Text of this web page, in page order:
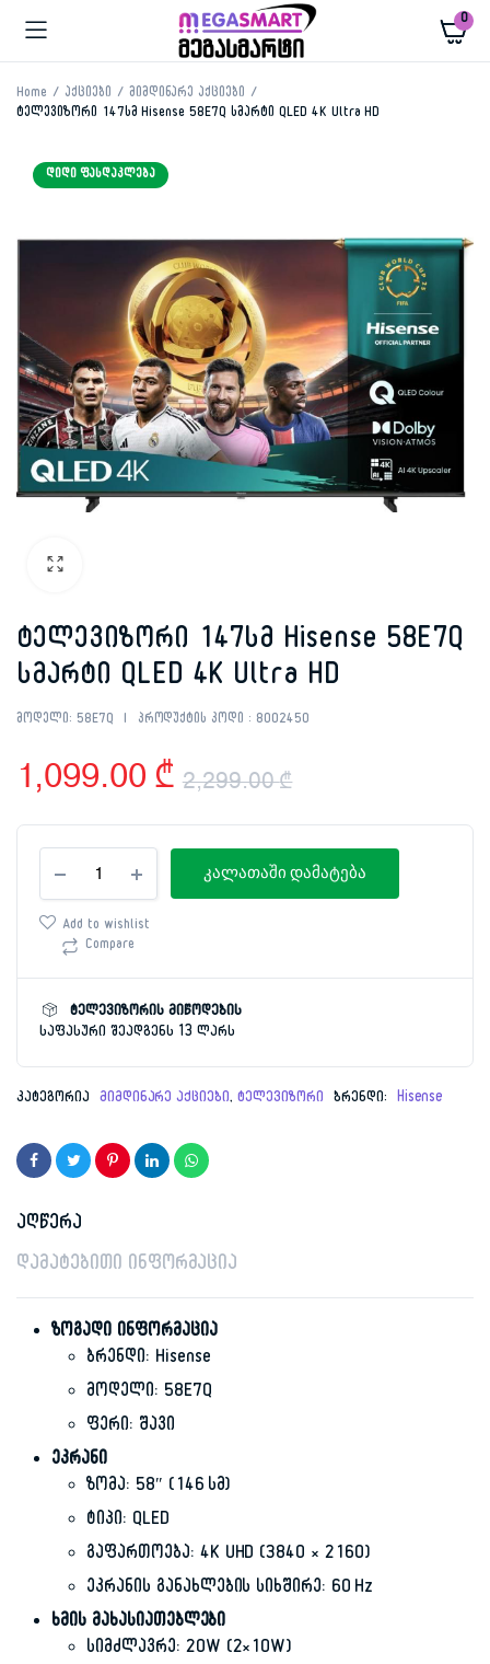
0
Home აქციები
მიმდინარე აქციები
ტელევიზორი 147სმ Hisense 58E7Q სმარტი QLED 4K Ultra HD
ᲓᲘᲓᲘ ᲤᲐᲡᲓᲐᲙᲚᲔᲑᲐ
ტელევიზორი 147სმ Hisense 58E7Q
სმარტი QLED 4K Ultra HD
მოდელი: 58E7Q პროდუქტის კოდი : 8002450
2,299.00₾
Original
price
2,299.00 ₾.
1,099.00 ₾
Current
price
1,099.00 ₾.
147სმ
Hisense
58E7Q
სმარტი
4K
Ultra
HD
კალათაში დამატება
Add to wishlist
Compare
ტელევიზორის მიწოდების
საფასური შეადგენს 13 ლარს
კატეგორია მიმდინარე აქციები,ტელევიზორი ბრენდი: Hisense
აღწერა
დამატებითი ინფორმაცია
ზოგადი ინფორმაცია
ბრენდი: Hisense
მოდელი: 58E7Q
ფერი: შავი
ეკრანი
ზომა: 58″ (146 სმ)
ტიპი: QLED
გაფართოება: 4K UHD (3840 × 2160)
ეკრანის განახლების სიხშირე: 60 Hz
ხმის მახასიათებლები
სიმძლავრე: 20W (2×10W)